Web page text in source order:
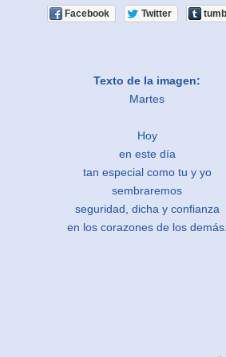
Facebook Twitter
Texto de la imagen:
Martes
Hoy
en este día
tan especial como tu y yo
sembraremos
seguridad, dicha y confianza
en los corazones de los